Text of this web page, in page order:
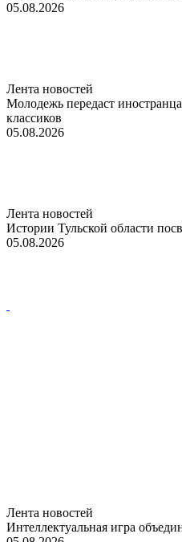
05.08.2026
Лента новостей
Молодежь передаст
классиков
05.08.2026
Лента новостей
Истории Тульской области
05.08.2026
Лента новостей
Интеллектуальная игра